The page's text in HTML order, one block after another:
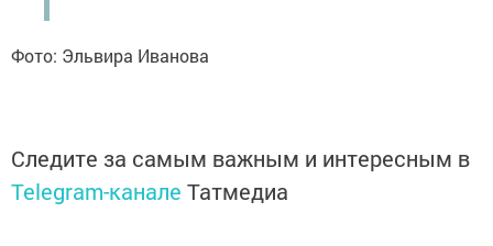
Фото: Эльвира Иванова
Следите за самым важным и интересным в
Telegram-канале Татмедиа